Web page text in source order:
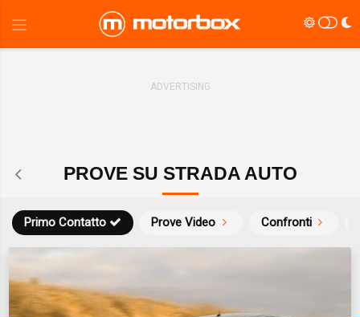
PROVE SU STRADA AUTO
Prove Video Confronti
Primo Contatto